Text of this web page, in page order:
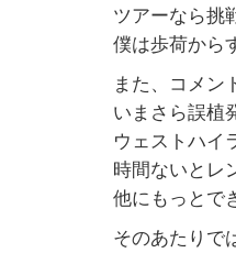
ツアーなら挑
僕は歩荷から
また、コメン
いまさら誤植
ウェストハイ
時間ないとレ
他にもっとで
そのあたりで